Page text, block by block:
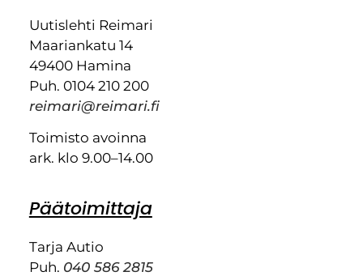
Uutislehti Reimari
Maariankatu 14
49400 Hamina
Puh. 0104 210 200
reimari@reimari.fi
Toimisto avoinna
ark. klo 9.00–14.00
Päätoimittaja
Tarja Autio
Puh. 040 586 2815